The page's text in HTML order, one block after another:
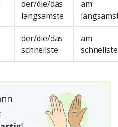
der/die/das
langsamste
am
der/die/das
schnellste
am